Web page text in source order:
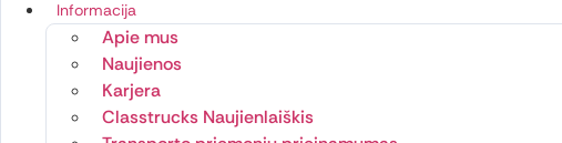
Informacija
Apie mus
Naujienos
Karjera
Classtrucks Naujienlaiškis